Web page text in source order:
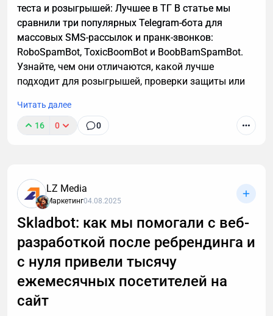
теста и розыгрышей: Лучшее в ТГ В статье мы
сравнили три популярных Telegram-бота для
массовых SMS-рассылок и пранк-звонков:
RoboSpamBot, ToxicBoomBot и BoobBamSpamBot.
Узнайте, чем они отличаются, какой лучше
подходит для розыгрышей, проверки защиты или
использования инструментов.
Читать далее
16 0 0
LZ Media
Маркетинг04.08.2025
Skladbot: как мы помогали с веб-
разработкой после ребрендинга и
с нуля привели тысячу
ежемесячных посетителей на
сайт